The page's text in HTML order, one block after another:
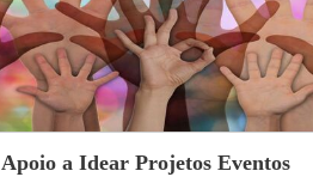
Apoio a Idear Projetos Eventos